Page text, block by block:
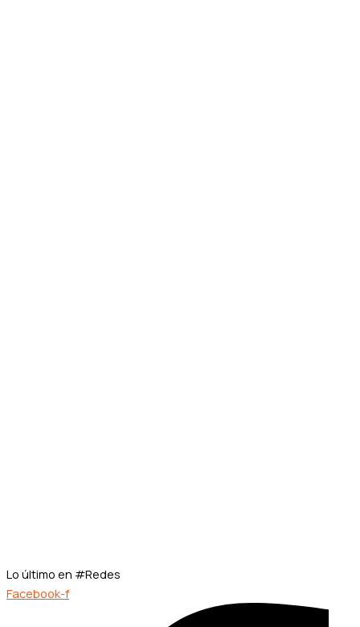
Lo último en #Redes
Facebook-f